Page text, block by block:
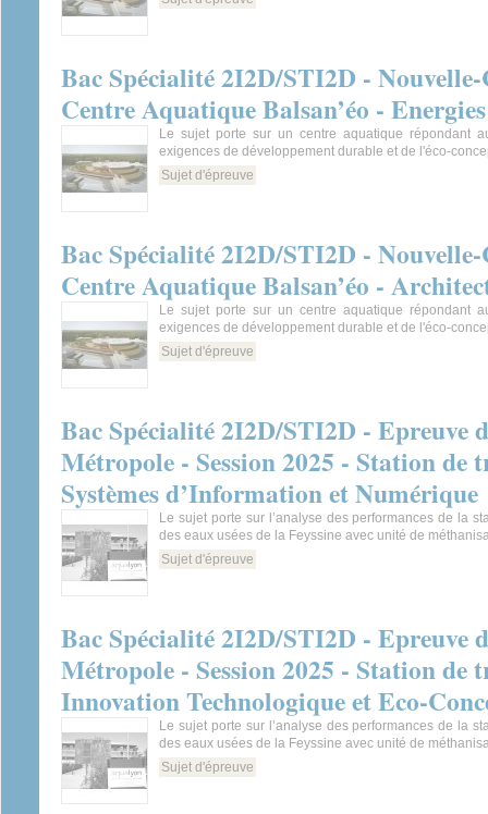
Bac Spécialité 2I2D/STI2D - Nouvelle-
Centre Aquatique Balsan’éo -
Le sujet porte sur un centre aquatique répondant
exigences de développement durable et de l'éco-
Sujet d'épreuve
Bac Spécialité 2I2D/STI2D - Nouvelle-
Centre Aquatique Balsan’éo -
Le sujet porte sur un centre aquatique répondant
exigences de développement durable et de l'éco-
Sujet d'épreuve
Bac Spécialité 2I2D/STI2D - Epreuve
Métropole - Session 2025 - Station de
Systèmes d’Information et Numérique
Le sujet porte sur l’analyse des performances de la
des eaux usées de la Feyssine avec unité de
Sujet d'épreuve
Bac Spécialité 2I2D/STI2D - Epreuve
Métropole - Session 2025 - Station de
Innovation Technologique et Eco-
Le sujet porte sur l’analyse des performances de la
des eaux usées de la Feyssine avec unité de
Sujet d'épreuve